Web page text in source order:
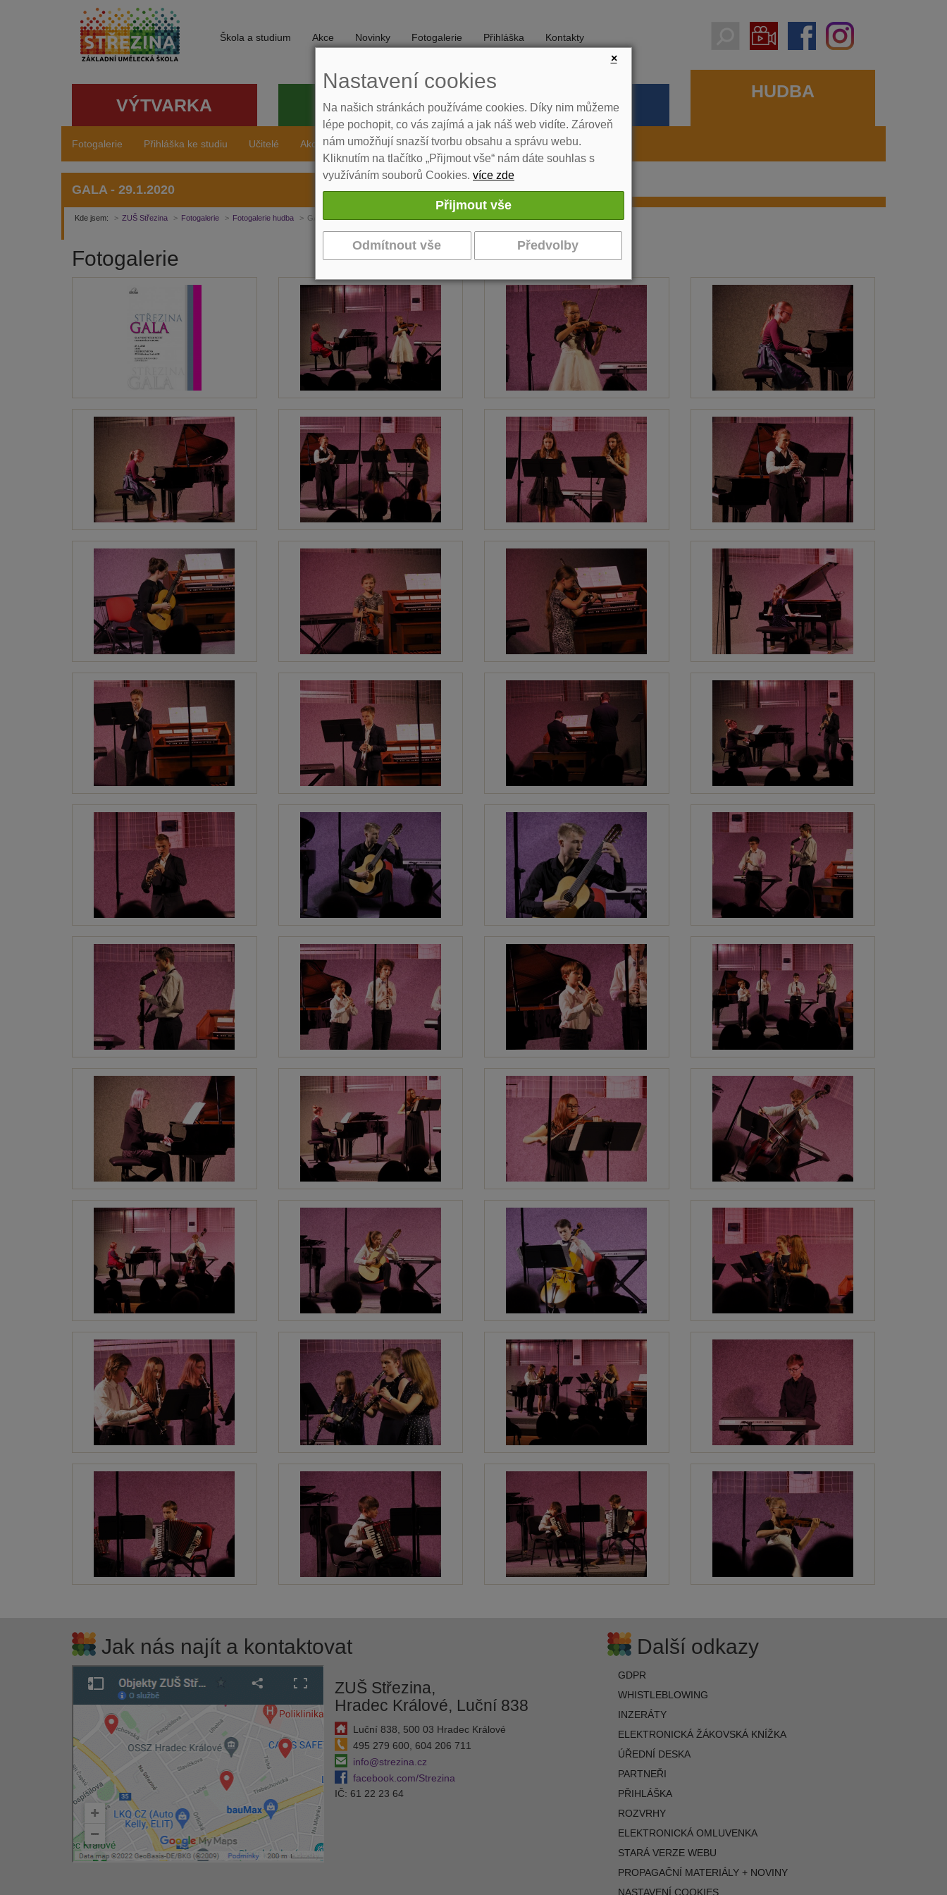
Škola a studium Akce Novinky Fotogalerie Přihláška Kontakty
VÝTVARKA DIVADLO TANEC
HUDBA
Fotogalerie Přihláška ke studiu Učitelé Akce Soubory Hradecké Guitarreando
Guitarreando 2025
GALA - 29.1.2020
Kde jsem: ZUŠ Střezina Fotogalerie Fotogalerie hudba GALA - 29.1.2020
Fotogalerie
Jak nás najít a kontaktovat
ZUŠ Střezina,
Hradec Králové, Luční 838
Luční 838, 500 03 Hradec Králové
495 279 600, 604 206 711
info@strezina.cz
facebook.com/Strezina
IČ: 61 22 23 64
Další odkazy
GDPR
WHISTLEBLOWING
INZERÁTY
ELEKTRONICKÁ ŽÁKOVSKÁ KNÍŽKA
ÚŘEDNÍ DESKA
PARTNEŘI
PŘIHLÁŠKA
ROZVRHY
ELEKTRONICKÁ OMLUVENKA
STARÁ VERZE WEBU
PROPAGAČNÍ MATERIÁLY + NOVINY
NASTAVENÍ COOKIES
×
Nastavení cookies
Na našich stránkách používáme cookies. Díky nim můžeme
lépe pochopit, co vás zajímá a jak náš web vidíte. Zároveň
nám umožňují snazší tvorbu obsahu a správu webu.
Kliknutím na tlačítko „Přijmout vše“ nám dáte souhlas s
využíváním souborů Cookies. více zde